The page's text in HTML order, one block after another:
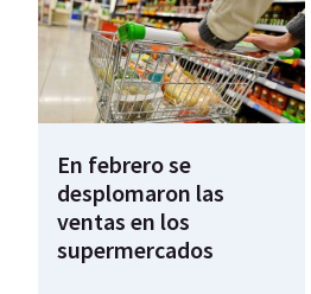
En febrero se
desplomaron las
ventas en los
supermercados